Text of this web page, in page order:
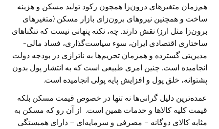
هم‌زمان متغیرهای درون‌زا همچون رکود تولید مسکن و هزینه
ساخت و همچنین نیرو‌های برون‌زای بازار مسکن (متغیر‌های
برون‌زا مثل ارز) نقش دارند. چه، نکته پنهانی نیست که تنگناهای
ساختاری اقتصادی ایران، سوء سیاست‌گذاری، فساد مالی-
مدیریتی گسترده و همزمان تحریم‌ها به ناترازی در بودجه دولت
انجامیده است. چنین امری طبیعی است که به انتشار پول بدون
پشتوانه، خلق پول و افزایش پایه پولی انجامیده است.
عمده‌ترین دلیل گرانی‌ها نه تنها در خصوص قیمت مسکن بلکه
قیمت کلیه کالاها و خدمات همین است. از آن رو که مسکن به
مثابه کالای دوگانه – مصرفی و سرمایه‌ای – دارای همبستگی